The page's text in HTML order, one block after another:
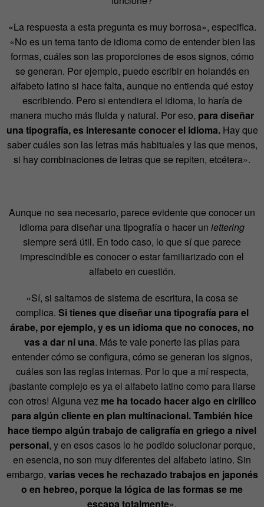
«La respuesta a esta pregunta es muy borrosa», especifica.
«No es un tema tanto de idioma como de entender bien las
formas, cuáles son las proporciones de esos signos, cómo
se generan. Por ejemplo, puedo escribir en holandés en
alfabeto latino si hace falta, aunque no entienda qué estoy
escribiendo. Pero si entendiera el idioma, lo haría de
manera mucho más fluida y natural. Por eso, para diseñar
una tipografía, es interesante conocer el idioma.Hay que
saber cuáles son las letras más habituales y las que menos,
si hay combinaciones de letras que se repiten, etcétera».
Aunque no sea necesario, parece evidente que conocer un
idioma para diseñar una tipografía o hacer un lettering
siempre será útil. En todo caso, lo que sí que parece
imprescindible es conocer o estar familiarizado con el
alfabeto en cuestión.
«Sí, si saltamos de sistema de escritura, la cosa se
complica. Si tienes que diseñar una tipografía para el
árabe, por ejemplo, y es un idioma que no conoces, no
vas a dar ni una. Más te vale ponerte las pilas para
entender cómo se configura, cómo se generan los signos,
cuáles son las reglas internas. Por lo que a mí respecta,
¡bastante complejo es ya el alfabeto latino como para liarse
con otros! Alguna vez me ha tocado hacer algo en cirílico
para algún cliente en plan multinacional. También hice
hace tiempo algún trabajo de caligrafía en griego a nivel
personal, y en esos casos lo he podido solucionar porque,
en esencia, no son muy diferentes del alfabeto latino. Sin
embargo, varias veces he rechazado trabajos en japonés
o en hebreo, porque la lógica de las formas se me
escapa totalmente».